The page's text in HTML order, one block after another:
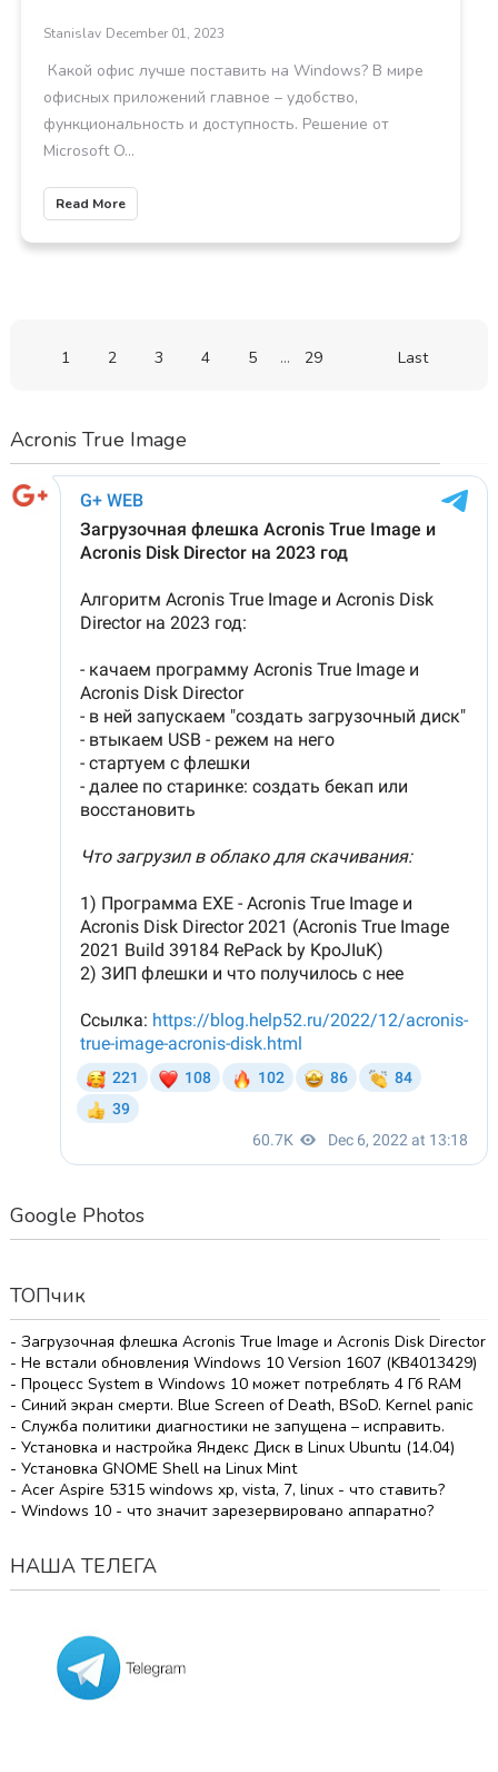
Stanislav December 01, 2023
Какой офис лучше поставить на Windows? В мире
офисных приложений главное – удобство,
функциональность и доступность. Решение от
Microsoft O...
Read More
1 2 3 4 5 ... 29 Last
Acronis True Image
Google Photos
ТОПчик
- Загрузочная флешка Acronis True Image и Acronis Disk Director
- Не встали обновления Windows 10 Version 1607 (KB4013429)
- Процесс System в Windows 10 может потреблять 4 Гб RAM
- Синий экран смерти. Blue Screen of Death, BSoD. Kernel panic
- Служба политики диагностики не запущена – исправить.
- Установка и настройка Яндекс Диск в Linux Ubuntu (14.04)
- Установка GNOME Shell на Linux Mint
- Acer Aspire 5315 windows xp, vista, 7, linux - что ставить?
- Windows 10 - что значит зарезервировано аппаратно?
НАША ТЕЛЕГА